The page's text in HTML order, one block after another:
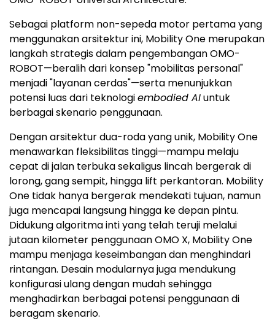
Sebagai platform non-sepeda motor pertama yang
menggunakan arsitektur ini, Mobility One merupakan
langkah strategis dalam pengembangan OMO-
ROBOT—beralih dari konsep "mobilitas personal"
menjadi "layanan cerdas"—serta menunjukkan
potensi luas dari teknologiembodied AIuntuk
berbagai skenario penggunaan.
Dengan arsitektur dua-roda yang unik, Mobility One
menawarkan fleksibilitas tinggi—mampu melaju
cepat di jalan terbuka sekaligus lincah bergerak di
lorong, gang sempit, hingga lift perkantoran. Mobility
One tidak hanya bergerak mendekati tujuan, namun
juga mencapai langsung hingga ke depan pintu.
Didukung algoritma inti yang telah teruji melalui
jutaan kilometer penggunaan OMO X, Mobility One
mampu menjaga keseimbangan dan menghindari
rintangan. Desain modularnya juga mendukung
konfigurasi ulang dengan mudah sehingga
menghadirkan berbagai potensi penggunaan di
beragam skenario.